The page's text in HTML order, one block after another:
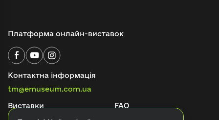
Платформа онлайн-виставок
Контактна інформація
tm@emuseum.com.ua
Виставки
FAQ